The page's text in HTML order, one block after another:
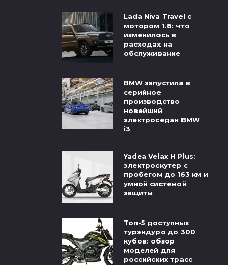
Lada Niva Travel с
мотором 1.8: что
изменилось в
расходах на
обслуживание
BMW запустила в
серийное
производство
новейший
электроседан BMW
i3
Yadea Velax H Plus:
электроскутер с
пробегом до 163 км и
умной системой
защиты
Топ-5 доступных
турэндуро до 300
кубов: обзор
моделей для
российских трасс